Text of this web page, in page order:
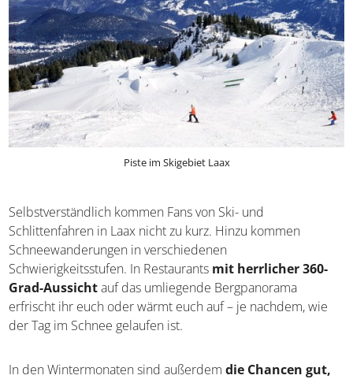
Piste im Skigebiet Laax
Selbstverständlich kommen Fans von Ski- und
Schlittenfahren in Laax nicht zu kurz. Hinzu kommen
Schneewanderungen in verschiedenen
Schwierigkeitsstufen. In Restaurants mit herrlicher 360-
Grad-Aussichtauf das umliegende Bergpanorama
erfrischt ihr euch oder wärmt euch auf – je nachdem, wie
der Tag im Schnee gelaufen ist.
In den Wintermonaten sind außerdemdie Chancen gut,